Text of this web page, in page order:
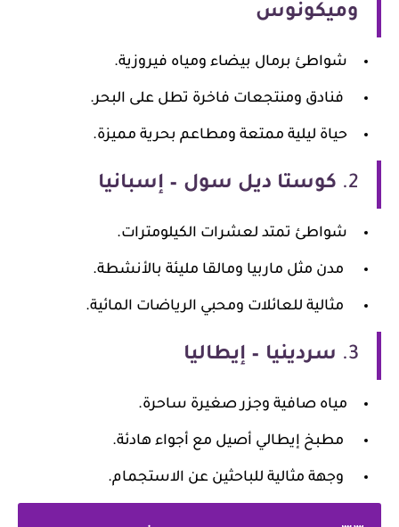
وميكونوس
شواطئ برمال بيضاء ومياه فيروزية.
فنادق ومنتجعات فاخرة تطل على البحر.
حياة ليلية ممتعة ومطاعم بحرية مميزة.
2. كوستا ديل سول – إسبانيا
شواطئ تمتد لعشرات الكيلومترات.
مدن مثل ماربيا ومالقا مليئة بالأنشطة.
مثالية للعائلات ومحبي الرياضات المائية.
3. سردينيا – إيطاليا
مياه صافية وجزر صغيرة ساحرة.
مطبخ إيطالي أصيل مع أجواء هادئة.
وجهة مثالية للباحثين عن الاستجمام.